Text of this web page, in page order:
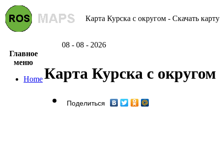
Карта Курска с округом - Скачать карту
08 - 08 - 2026
Главное
меню
HomeКарта Курска с округом
Поделиться